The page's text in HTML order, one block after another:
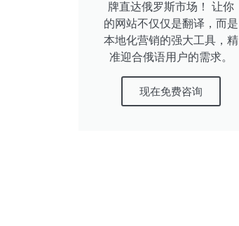
牌直达俄罗斯市场！ 让你
的网站不仅仅是翻译，而是
本地化营销的强大工具，精
准迎合俄语用户的需求。
现在免费咨询